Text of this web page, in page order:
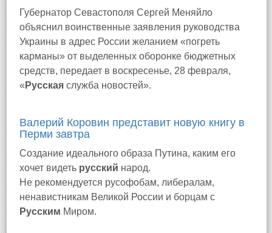
Губернатор Севастополя Сергей Меняйло
объяснил воинственные заявления руководства
Украины в адрес России желанием «погреть
карманы» от выделенных оборонке бюджетных
средств, передает в воскресенье, 28 февраля,
« Русская служба новостей».
Валерий Коровин представит новую книгу в
Перми завтра
Создание идеального образа Путина, каким его
хочет видеть русский народ.
Не рекомендуется русофобам, либералам,
ненавистникам Великой России и борцам с
Русским Миром.